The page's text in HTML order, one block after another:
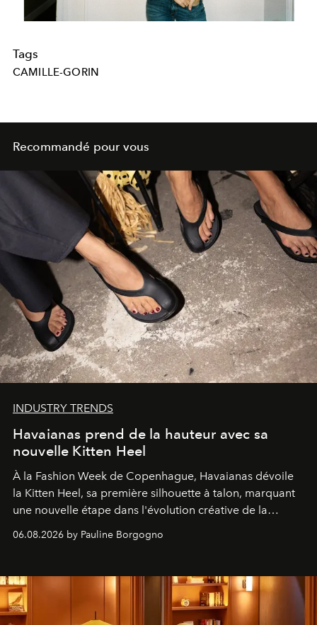
Tags
CAMILLE-GORIN
Recommandé pour vous
INDUSTRY TRENDS
Havaianas prend de la hauteur avec sa
nouvelle Kitten Heel
À la Fashion Week de Copenhague, Havaianas dévoile
la Kitten Heel, sa première silhouette à talon, marquant
une nouvelle étape dans l'évolution créative de la
06.08.2026 by Pauline Borgogno